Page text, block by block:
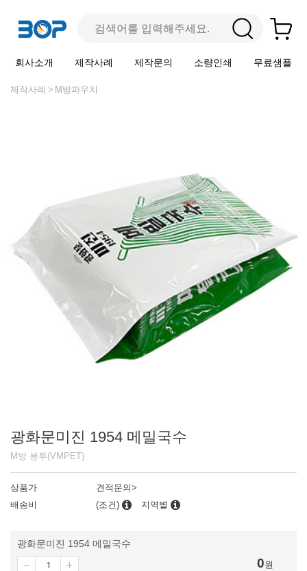
회사소개 제작사례 제작문의 소량인쇄 무료샘플
제작사례 M방파우치
광화문미진 1954 메밀국수
M방 봉투(VMPET)
상품가
견적문의>
배송비
(조건) 지역별
광화문미진 1954 메밀국수
0원